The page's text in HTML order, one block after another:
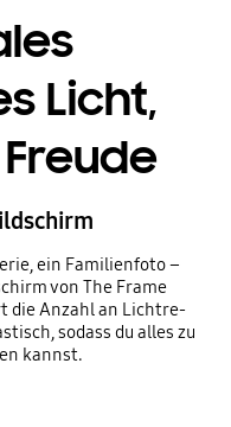
Licht,
ein Familienfoto –
von The Frame
die Anzahl an Lichtre-
sodass du alles zu
kannst.